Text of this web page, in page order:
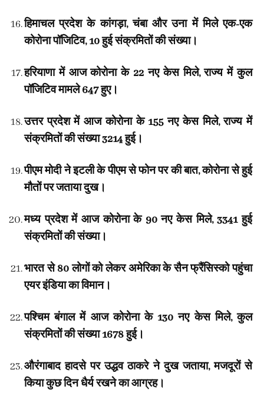
हिमाचल प्रदेश के कांगड़ा, चंबा और उना में मिले एक-एक
कोरोना पॉजिटिव, 10 हुई संक्रमितों की संख्या।
हरियाणा में आज कोरोना के 22 नए केस मिले, राज्य में कुल
पॉजिटिव मामले 647 हुए।
उत्तर प्रदेश में आज कोरोना के 155 नए केस मिले, राज्य में
संक्रमितों की संख्या 3214 हुई।
पीएम मोदी ने इटली के पीएम से फोन पर की बात, कोरोना से हुई
मौतों पर जताया दुख।
मध्य प्रदेश में आज कोरोना के 90 नए केस मिले, 3341 हुई
संक्रमितों की संख्या।
भारत से 80 लोगों को लेकर अमेरिका के सैन फ्रैंसिस्को पहुंचा
एयर इंडिया का विमान।
पश्चिम बंगाल में आज कोरोना के 130 नए केस मिले, कुल
संक्रमितों की संख्या 1678 हुई।
औरंगाबाद हादसे पर उद्धव ठाकरे ने दुख जताया, मजदूरों से
किया कुछ दिन धैर्य रखने का आग्रह।